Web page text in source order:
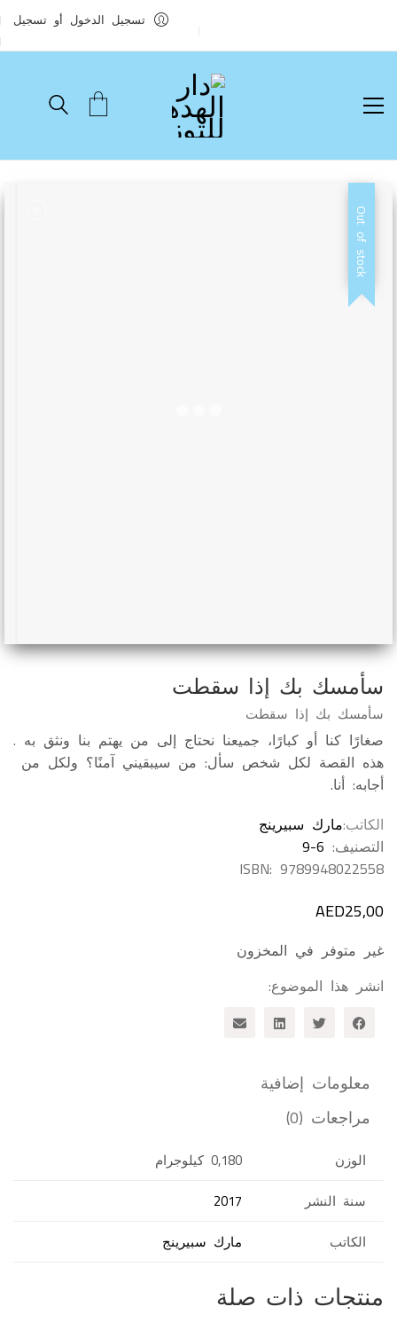
تسجيل الدخول أو تسجيل
Out of stock
سأمسك بك إذا سقطت
سأمسك بك إذا سقطت
صغارًا كنا أو كبارًا، جميعنا نحتاج إلى من يهتم بنا ونثق به .
هذه القصة لكل شخص سأل: من سيبقيني آمنًا؟ ولكل من
أجابه: أنا.
الكاتبمارك سبيرينج
التصنيف: 9-6
ISBN: 9789948022558
AED25,00
غير متوفر في المخزون
انشر هذا الموضوع:
معلومات إضافية
مراجعات (0)
الوزن
0,180 كيلوجرام
سنة النشر
2017
الكاتب
مارك سبيرينج
منتجات ذات صلة